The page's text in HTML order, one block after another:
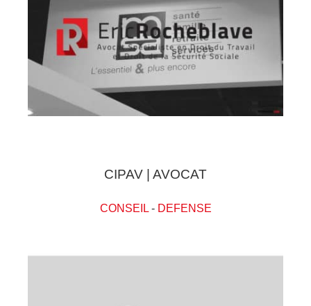
CIPAV | AVOCAT
CONSEIL- DEFENSE